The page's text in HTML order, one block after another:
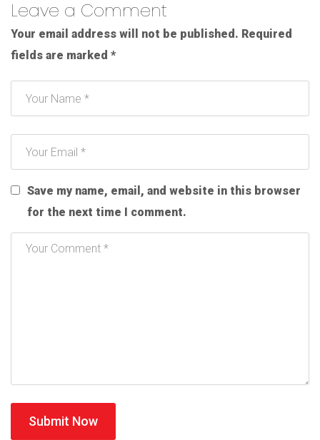
Leave a Comment
Your email address will not be published. Required
fields are marked *
Save my name, email, and website in this browser
for the next time I comment.
Submit Now